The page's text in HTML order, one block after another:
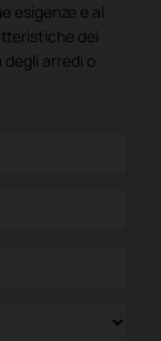
esigenze e al
dei
arredi o